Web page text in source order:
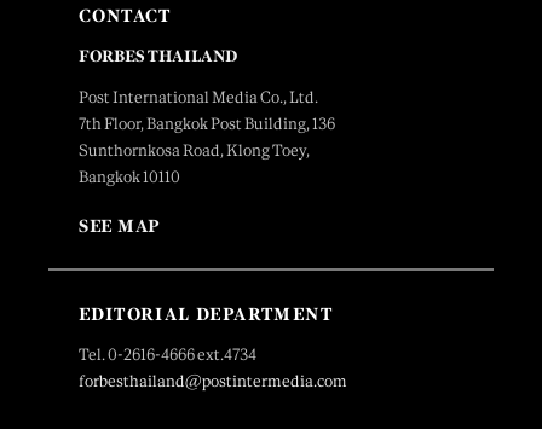
CONTACT
FORBES THAILAND
Post International Media Co., Ltd.
7th Floor, Bangkok Post Building, 136
Sunthornkosa Road, Klong Toey,
Bangkok 10110
SEE MAP
EDITORIAL DEPARTMENT
Tel. 0-2616-4666 ext.4734
forbesthailand@postintermedia.com